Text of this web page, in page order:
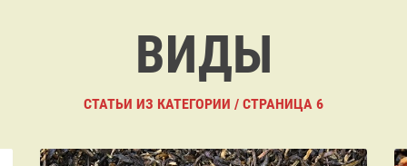
ВИДЫ
СТАТЬИ ИЗ КАТЕГОРИИ / СТРАНИЦА 6